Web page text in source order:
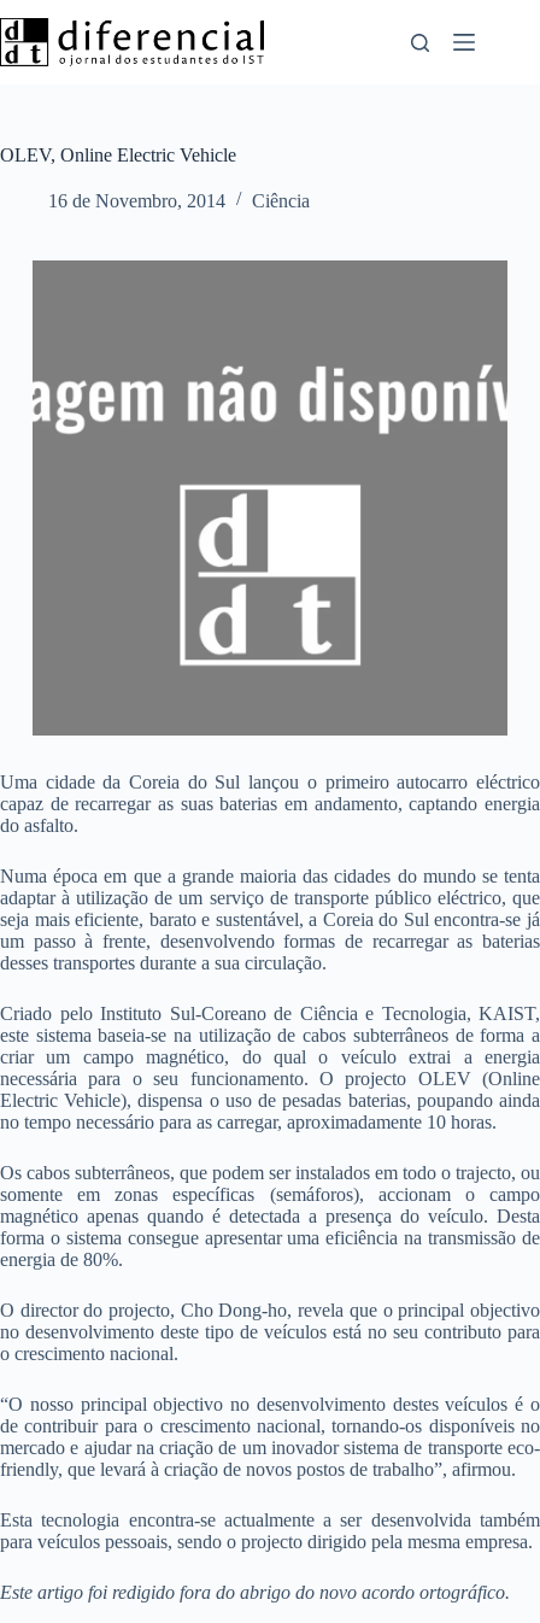
para
o
OLEV, Online Electric Vehicle
16 de Novembro, 2014 Ciência
Uma cidade da Coreia do Sul lançou o primeiro autocarro eléctrico
capaz de recarregar as suas baterias em andamento, captando energia
do asfalto.
Numa época em que a grande maioria das cidades do mundo se tenta
adaptar à utilização de um serviço de transporte público eléctrico, que
seja mais eficiente, barato e sustentável, a Coreia do Sul encontra-se já
um passo à frente, desenvolvendo formas de recarregar as baterias
desses transportes durante a sua circulação.
Criado pelo Instituto Sul-Coreano de Ciência e Tecnologia, KAIST,
este sistema baseia-se na utilização de cabos subterrâneos de forma a
criar um campo magnético, do qual o veículo extrai a energia
necessária para o seu funcionamento. O projecto OLEV (Online
Electric Vehicle), dispensa o uso de pesadas baterias, poupando ainda
no tempo necessário para as carregar, aproximadamente 10 horas.
Os cabos subterrâneos, que podem ser instalados em todo o trajecto, ou
somente em zonas específicas (semáforos), accionam o campo
magnético apenas quando é detectada a presença do veículo. Desta
forma o sistema consegue apresentar uma eficiência na transmissão de
energia de 80%.
O director do projecto, Cho Dong-ho, revela que o principal objectivo
no desenvolvimento deste tipo de veículos está no seu contributo para
o crescimento nacional.
“O nosso principal objectivo no desenvolvimento destes veículos é o
de contribuir para o crescimento nacional, tornando-os disponíveis no
mercado e ajudar na criação de um inovador sistema de transporte eco-
friendly, que levará à criação de novos postos de trabalho”, afirmou.
Esta tecnologia encontra-se actualmente a ser desenvolvida também
para veículos pessoais, sendo o projecto dirigido pela mesma empresa.
Este artigo foi redigido fora do abrigo do novo acordo ortográfico.